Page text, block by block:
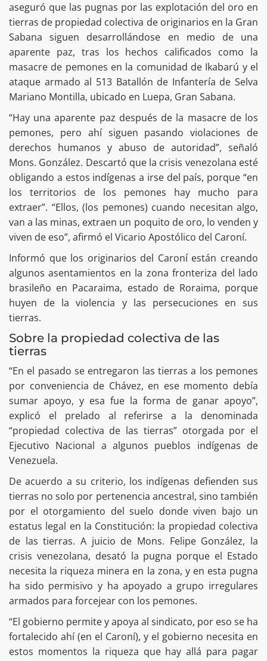
aseguró que las pugnas por las explotación del oro en
tierras de propiedad colectiva de originarios en la Gran
Sabana siguen desarrollándose en medio de una
aparente paz, tras los hechos calificados como la
masacre de pemones en la comunidad de Ikabarú y el
ataque armado al 513 Batallón de Infantería de Selva
Mariano Montilla, ubicado en Luepa, Gran Sabana.
“Hay una aparente paz después de la masacre de los
pemones, pero ahí siguen pasando violaciones de
derechos humanos y abuso de autoridad”, señaló
Mons. González. Descartó que la crisis venezolana esté
obligando a estos indígenas a irse del país, porque “en
los territorios de los pemones hay mucho para
extraer”. “Ellos, (los pemones) cuando necesitan algo,
van a las minas, extraen un poquito de oro, lo venden y
viven de eso”, afirmó el Vicario Apostólico del Caroní.
Informó que los originarios del Caroní están creando
algunos asentamientos en la zona fronteriza del lado
brasileño en Pacaraima, estado de Roraima, porque
huyen de la violencia y las persecuciones en sus
tierras.
Sobre la propiedad colectiva de las
tierras
“En el pasado se entregaron las tierras a los pemones
por conveniencia de Chávez, en ese momento debía
sumar apoyo, y esa fue la forma de ganar apoyo”,
explicó el prelado al referirse a la denominada
“propiedad colectiva de las tierras” otorgada por el
Ejecutivo Nacional a algunos pueblos indígenas de
Venezuela.
De acuerdo a su criterio, los indígenas defienden sus
tierras no solo por pertenencia ancestral, sino también
por el otorgamiento del suelo donde viven bajo un
estatus legal en la Constitución: la propiedad colectiva
de las tierras. A juicio de Mons. Felipe González, la
crisis venezolana, desató la pugna porque el Estado
necesita la riqueza minera en la zona, y en esta pugna
ha sido permisivo y ha apoyado a grupo irregulares
armados para forcejear con los pemones.
“El gobierno permite y apoya al sindicato, por eso se ha
fortalecido ahí (en el Caroní), y el gobierno necesita en
estos momentos la riqueza que hay allá para pagar